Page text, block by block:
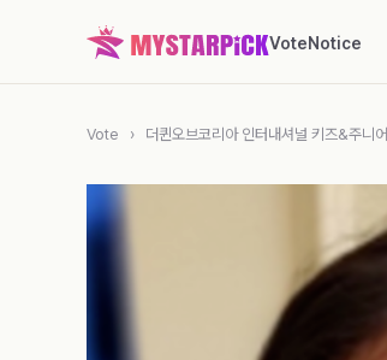
VoteNotice
Vote › 더퀸오브코리아 인터내셔널 키즈&주니어